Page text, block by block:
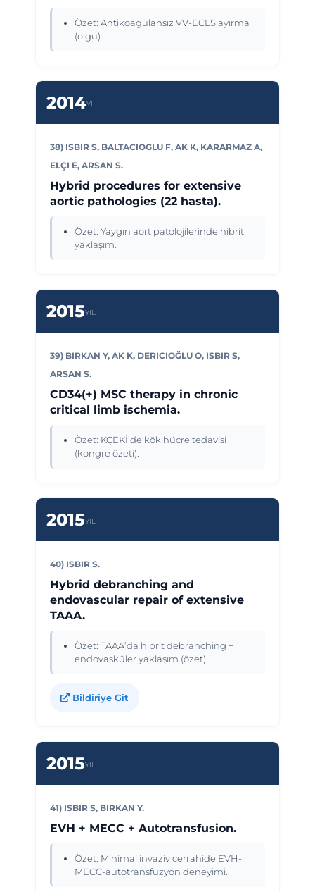
Özet: Antikoagülansız VV-ECLS ayırma
(olgu).
2014YIL
38) ISBIR S, BALTACIOGLU F, AK K, KARARMAZ A,
ELÇI E, ARSAN S.
Hybrid procedures for extensive
aortic pathologies (22 hasta).
Özet: Yaygın aort patolojilerinde hibrit
yaklaşım.
2015YIL
39) BIRKAN Y, AK K, DERICIOĞLU O, ISBIR S,
ARSAN S.
CD34(+) MSC therapy in chronic
critical limb ischemia.
Özet: KÇEKİ’de kök hücre tedavisi
(kongre özeti).
2015YIL
40) ISBIR S.
Hybrid debranching and
endovascular repair of extensive
TAAA.
Özet: TAAA’da hibrit debranching +
endovasküler yaklaşım (özet).
Bildiriye Git
2015YIL
41) ISBIR S, BIRKAN Y.
EVH + MECC + Autotransfusion.
Özet: Minimal invaziv cerrahide EVH-
MECC-autotransfüzyon deneyimi.